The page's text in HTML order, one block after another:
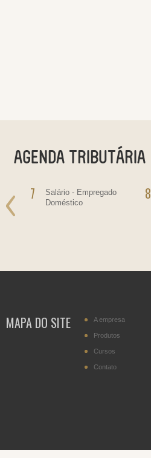
7
Salário - Empregado
Doméstico
8
MAPA DO SITE A empresa
Produtos
Cursos
Contato